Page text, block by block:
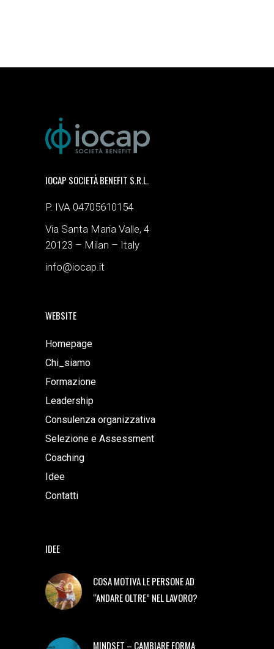
IOCAP SOCIETÀ BENEFIT S.R.L.
P. IVA 04705610154
Via Santa Maria Valle, 4
20123 – Milan – Italy
info@iocap.it
WEBSITE
Homepage
Chi_siamo
Formazione
Leadership
Consulenza organizzativa
Selezione e Assessment
Coaching
Idee
Contatti
IDEE
COSA MOTIVA LE PERSONE AD
“ANDARE OLTRE” NEL LAVORO?
MINDSET – CAMBIARE FORMA